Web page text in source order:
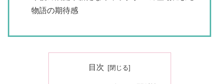
物語の期待感
目次